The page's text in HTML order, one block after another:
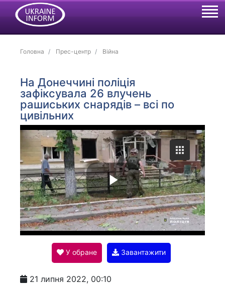
Головна Прес-центр Війна
На Донеччині поліція
зафіксувала 26 влучень
рашиських снарядів – всі по
цивільних
P
l
a
У обране Завантажити
21 липня 2022, 00:10